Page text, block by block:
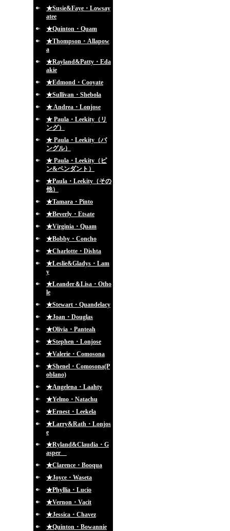
★Susie&Faye・Lowsay
atee
★Quinton・Quam
★Thompson・Allapow
a
★Rayland&Patty・Eda
akie
★Edmond・Cooyate
★Sullivan・Shebola
★ Andrea・Lonjose
★ Paula・Leekity（リ
ング）
★ Paula・Leekity（バ
ングル）
★ Paula・Leekity（ピ
ン&ペンダント）
★Paula・Leekity（その
他）
★Tamara・Pinto
★Beverly・Etsate
★Virginia・Quam
★Bobby・Concho
★Charlotte・Dishta
★Leslie&Gladys・Lam
y
★Leander＆Lisa・Otho
le
★Stewart・Quandelacy
★Joan・Douglas
★Olivia・Panteah
★Stephen・Lonjose
★Valerie・Comosona
★Shenel・Comosona(P
oblano)
★Angelena・Laahty
★Yelmo・Natachu
★Ernest・Leekela
★Larry&Rath・Lonjos
e
★Ryland&Claudia・G
asper
★Clarence・Booqua
★Joyce・Waseta
★Phyllia・Lucio
★Vernon・Vacit
★Jessica・Chavez
★Quinton・Bowannie